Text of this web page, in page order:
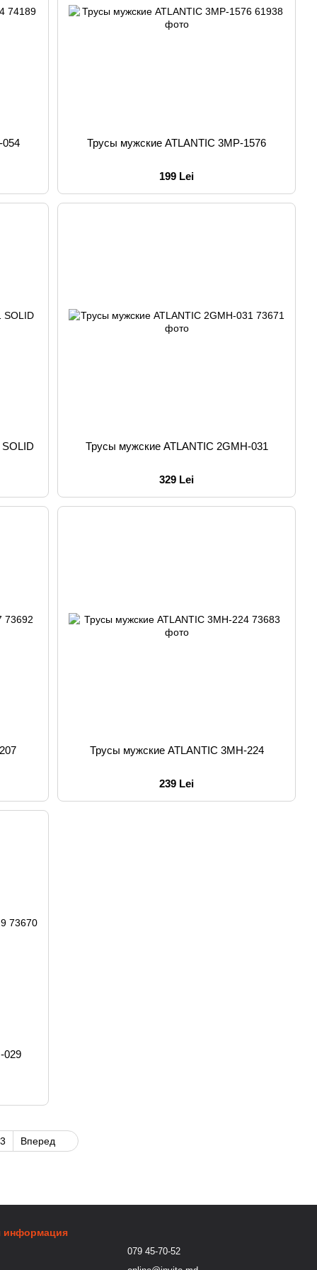
054 Трусы мужские ATLANTIC 3MP-1576
199 Lei
Трусы мужские ATLANTIC 2GMH-031
329 Lei
Трусы мужские ATLANTIC 3MH-224
239 Lei
029
Вперед
информация
079 45-70-52